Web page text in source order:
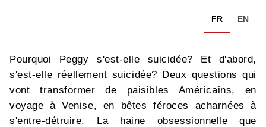
FR EN
Pourquoi Peggy s'est-elle suicidée? Et d'abord,
s'est-elle réellement suicidée? Deux questions qui
vont transformer de paisibles Américains, en
voyage à Venise, en bêtes féroces acharnées à
s'entre-détruire. La haine obsessionnelle que